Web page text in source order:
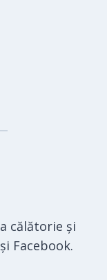
călătorie și
Facebook.